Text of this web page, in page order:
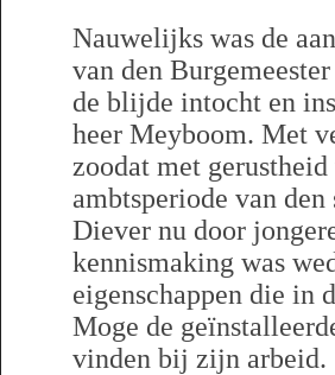
Nauwelijks was de
van den
de blijde intocht en
heer Meyboom. Met
zoodat met
ambtsperiode van
Diever nu door
kennismaking was
eigenschappen die in
Moge de
vinden bij zijn arbeid.